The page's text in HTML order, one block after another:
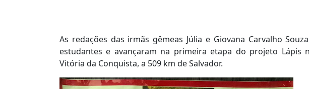
As redações das irmãs gêmeas Júlia e Giovana Carvalho
estudantes e avançaram na primeira etapa do projeto Lápis
Vitória da Conquista, a 509 km de Salvador.